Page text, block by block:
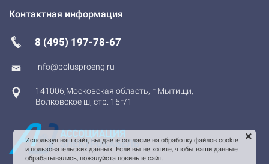
Контактная информация
8 (495) 197-78-67
info@polusproeng.ru
141006,Московская область, г Мытищи,
Волковское ш, стр. 15г/1
Используя наш сайт, вы даете согласие на обработку файлов cookie
и пользовательских данных. Если вы не хотите, чтобы ваши данные
обрабатывались, пожалуйста покиньте сайт.